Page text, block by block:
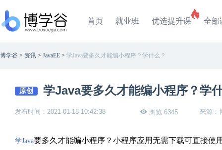
首页 就业班 优选提升课 全部
博学谷 > 资讯 > JavaEE > 学Java要多久才能编小程序？学什么？
原创 学Java要多久才能编小程序？学
发布时间：2021-01-18 10:42:38 浏览 6345 来源：
学Java要多久才能编小程序？小程序应用无需下载可直接使